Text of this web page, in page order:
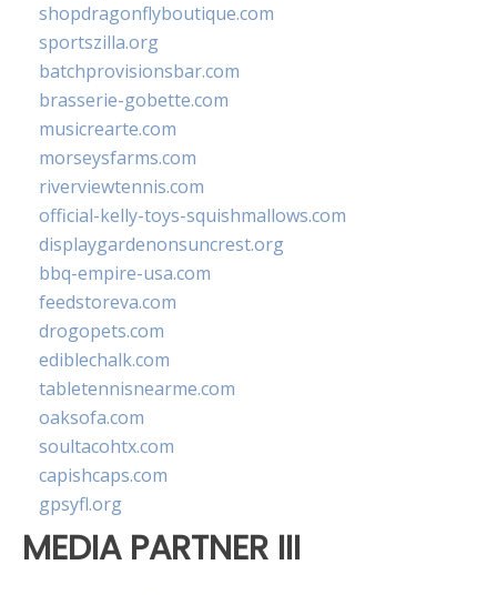
shopdragonflyboutique.com
sportszilla.org
batchprovisionsbar.com
brasserie-gobette.com
musicrearte.com
morseysfarms.com
riverviewtennis.com
official-kelly-toys-squishmallows.com
displaygardenonsuncrest.org
bbq-empire-usa.com
feedstoreva.com
drogopets.com
ediblechalk.com
tabletennisnearme.com
oaksofa.com
soultacohtx.com
capishcaps.com
gpsyfl.org
MEDIA PARTNER III